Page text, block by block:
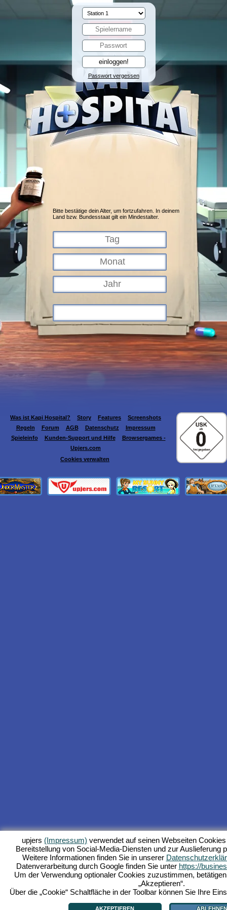
Passwort vergessen
Bitte bestätige dein Alter, um fortzufahren. In deinem
Land bzw. Bundesstaat gilt ein Mindestalter.
Was ist Kapi Hospital? Story Features
Screenshots
Regeln
Forum AGB Datenschutz
Impressum
Spieleinfo
Kunden-Support und Hilfe
Browsergames -
Upjers.com
Cookies verwalten
upjers (Impressum) verwendet auf seinen Webseiten
Bereitstellung von Social-Media-Diensten und zur Auslieferung
Weitere Informationen finden Sie in unserer
Datenverarbeitung durch Google finden Sie unter https://
Um der Verwendung optionaler Cookies zuzustimmen,
„Akzeptieren“.
Über die „Cookie“ Schaltfläche in der Toolbar können Sie Ihre
AKZEPTIEREN ABLEHNEN